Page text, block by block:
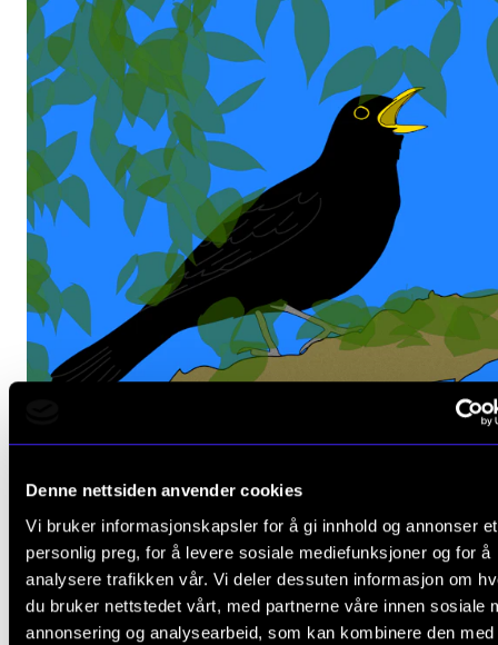
Denne nettsiden anvender cookies
Vi bruker informasjonskapsler for å gi innhold og annonser et
personlig preg, for å levere sosiale mediefunksjoner og for å
analysere trafikken vår. Vi deler dessuten informasjon om
du bruker nettstedet vårt, med partnerne våre innen sosiale
annonsering og analysearbeid, som kan kombinere den med
Fredag 6. juni 2025 18:00
Lindemansalen